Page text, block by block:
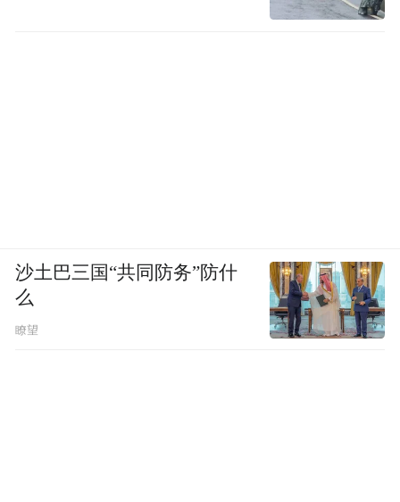
沙土巴三国“共同防务”防什
么
瞭望